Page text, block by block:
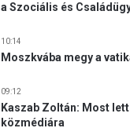
a Szociális és
10:14
Moszkvába megy a
09:12
Kaszab Zoltán: Most
közmédiára